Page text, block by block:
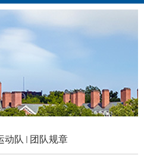
动队 团队规章